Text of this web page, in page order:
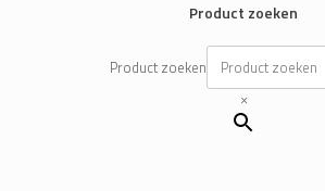
Product zoeken
Product zoeken
×